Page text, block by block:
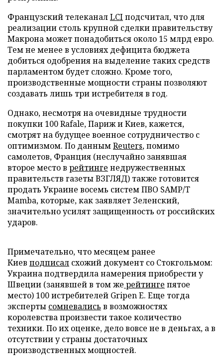
Французский телеканалLCI подсчитал, что для
реализации столь крупной сделки правительству
Макрона может понадобиться около 15 млрд евро.
Тем не менее в условиях дефицита бюджета
добиться одобрения на выделение таких средств
парламентом будет сложно. Кроме того,
производственные мощности страны позволяют
создавать лишь три истребителя в год.
Однако, несмотря на очевидные трудности
покупки 100 Rafale, Париж и Киев, кажется,
смотрят на будущее военное сотрудничество с
оптимизмом. По даннымReuters, помимо
самолетов, Франция (неслучайно занявшая
второе место в рейтинге недружественных
правительств газеты ВЗГЛЯД) также готовится
продать Украине восемь систем ПВО SAMP/T
Mamba, которые, как заявляет Зеленский,
значительно усилят защищенность от российских
ударов.
Примечательно, что месяцем ранее
Киев подписал схожий документ со Стокгольмом:
Украина подтвердила намерения приобрести у
Швеции (занявшей в том же рейтинге пятое
место) 100 истребителей Gripen E. Еще тогда
эксперты сомневались в возможностях
королевства произвести такое количество
техники. По их оценке, дело вовсе не в деньгах, а в
отсутствии у страны достаточных
производственных мощностей.